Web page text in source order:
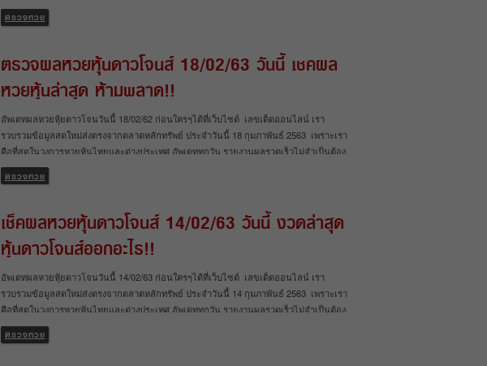
รอนานอีกต่อไป ตรวจผลหวยหุ้นดาวโจนส์ 19/02/63 วันนี้ ผลหวยหุ้นล่าสุด นอกจากจะมีการ
อัพเดทผลหวยหุ้นดาวโจนส์ให้ดูกันแล้ว เรายังได้อัพเดทผลหวยมากมายทั้งหวยหุ้นไทยและ
ตัวจริงห้ามพลาด!! ผลหุ้นไทย 19/2/63 ตรวจผลหวยวันนี้ ผลหวยหุ้นจีนเช้า 18/2/63 งวดล่าสุด
ผลหวยหุ้นจีนบ่าย 18/2/63 งวดล่าสุด สรุป เว็บเลขเด็ดออนไลน์ อัพเดตฟรีผลหวยหุ้นทุกวัน
ทราบผลก่อนใครแน่นอน สำหรับใครที่กำลังมองหาเว็บ ตรวจผลหวยหุ้นวันที่ 19/02/63 เราได้
หุ้นต่างประเทศอื่นๆ เพื่อใช้เป็นแนวทางในงวดถัดไปละก็ ห้ามพลาด รู้ผลหวยหุ้นไทยและต่าง
ประเทศก่อนใคร เลขเด็ดออนไลน์
ตรวจหวย
ตรวจผลหวยหุ้นดาวโจนส์ 18/02/63 วันนี้ เชคผล
หวยหุ้นล่าสุด ห้ามพลาด!!
อัพเดทผลหวยหุ้ยดาวโจนวันนี้ 18/02/62 ก่อนใครๆได้ที่เว็บไซต์ เลขเด็ดออนไลน์ เรา
รวบรวมข้อมูลสดใหม่ส่งตรงจากตลาดหลักทรัพย์ ประจำวันนี้ 18 กุมภาพันธ์ 2563 เพราะเรา
คือที่สุดในวงการหวยหุ้นไทยและต่างประเทศ อัพเดททุกวัน รายงานผลรวดเร็วไม่จำเป็นต้อง
รอนานอีกต่อไป ตรวจผลหวยหุ้นดาวโจนส์ 18/02/63 วันนี้ เชคผลหวยหุ้นล่าสุด นอกจากจะมี
การอัพเดทผลหวยหุ้นดาวโจนส์ให้ดูกันแล้ว เรายังได้อัพเดทผลหวยมากมายทั้งหวยหุ้นไทย
หวยตัวจริงห้ามพลาด!! ผลหุ้นไทย 18/2/63 ตรวจผลหวยวันนี้ ผลหวยหุ้นจีนเช้า 17/2/63 งวด
ล่าสุด ผลหวยหุ้นจีนบ่าย 17/2/63 งวดล่าสุด สรุป เว็บเลขเด็ดออนไลน์ อัพเดตฟรีผลหวยหุ้นทุก
วันทราบผลก่อนใครแน่นอน สำหรับใครที่กำลังมองหาเว็บ ตรวจผลหวยหุ้นวันที่ 18/02/63 เรา
หวยหุ้นต่างประเทศอื่นๆ เพื่อใช้เป็นแนวทางในงวดถัดไปละก็ ห้ามพลาด รู้ผลหวยหุ้นไทยและ
ต่างประเทศก่อนใคร เลขเด็ดออนไลน์
ตรวจหวย
เช็คผลหวยหุ้นดาวโจนส์ 14/02/63 วันนี้ งวดล่าสุด
หุ้นดาวโจนส์ออกอะไร!!
อัพเดทผลหวยหุ้ยดาวโจนวันนี้ 14/02/63 ก่อนใครๆได้ที่เว็บไซต์ เลขเด็ดออนไลน์ เรา
รวบรวมข้อมูลสดใหม่ส่งตรงจากตลาดหลักทรัพย์ ประจำวันนี้ 14 กุมภาพันธ์ 2563 เพราะเรา
คือที่สุดในวงการหวยหุ้นไทยและต่างประเทศ อัพเดททุกวัน รายงานผลรวดเร็วไม่จำเป็นต้อง
รอนานอีกต่อไป เช็คผลหวยหุ้นดาวโจนส์ 14/02/63 วันนี้ งวดล่าสุด หุ้นดาวโจนส์ออกอะไร!!
นอกจากจะมีการอัพเดทผลหวยหุ้นดาวโจนส์ให้ดูกันแล้ว เรายังได้อัพเดทผลหวยมากมายทั้ง
ตรวจหวย